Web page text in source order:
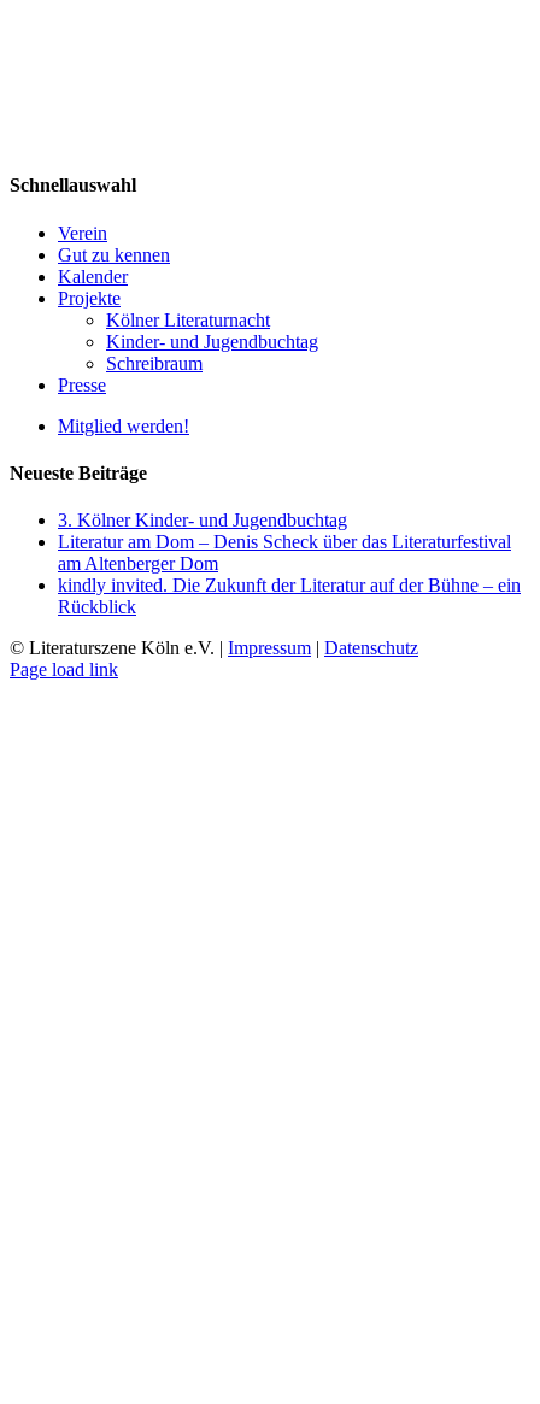
Schnellauswahl
Verein
Gut zu kennen
Kalender
Projekte
Kölner Literaturnacht
Kinder- und Jugendbuchtag
Schreibraum
Presse
Mitglied werden!
Neueste Beiträge
3. Kölner Kinder- und Jugendbuchtag
Literatur am Dom – Denis Scheck über das Literaturfestival
am Altenberger Dom
kindly invited. Die Zukunft der Literatur auf der Bühne – ein
Rückblick
© Literaturszene Köln e.V. | Impressum | Datenschutz
Page load link